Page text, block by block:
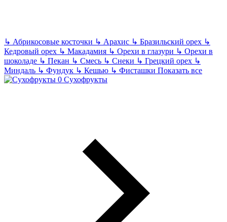
↳ Абрикосовые косточки ↳ Арахис ↳ Бразильский орех ↳
Кедровый орех ↳ Макадамия ↳ Орехи в глазури ↳ Орехи в
шоколаде ↳ Пекан ↳ Смесь ↳ Снеки ↳ Грецкий орех ↳
Миндаль ↳ Фундук ↳ Кешью ↳ Фисташки Показать все
Сухофрукты